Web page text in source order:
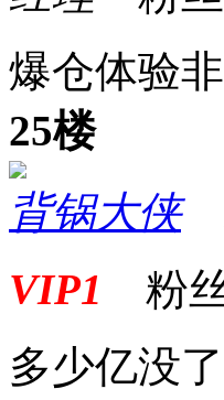
爆仓体验
25楼
背锅大侠
VIP1 粉
多少亿没